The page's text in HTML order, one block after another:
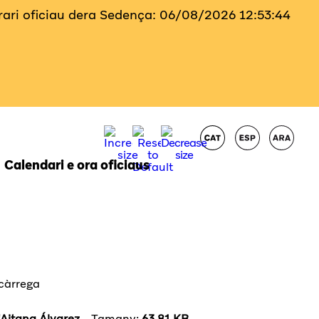
oficiau dera Sedença: 06/08/202612:53:45
Calendari e ora oficiaus